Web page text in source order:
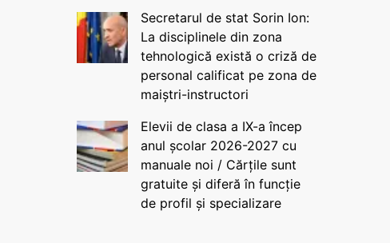
Secretarul de stat Sorin Ion:
La disciplinele din zona
tehnologică există o criză de
personal calificat pe zona de
maiștri-instructori
Elevii de clasa a IX-a încep
anul școlar 2026-2027 cu
manuale noi / Cărțile sunt
gratuite și diferă în funcție
de profil și specializare